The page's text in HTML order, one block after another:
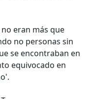
eran más que
no personas sin
se encontraban en
equivocado en